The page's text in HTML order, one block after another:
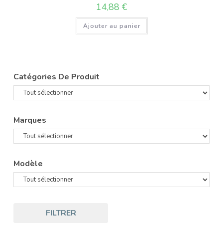
14,88 €
Ajouter au panier
Catégories De Produit
Marques
Modèle
FILTRER